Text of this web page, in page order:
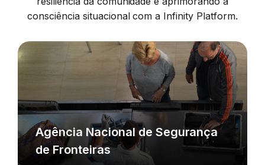
consciência situacional com a Infinity Platform.
Agência Nacional de Segurança
de Fronteiras